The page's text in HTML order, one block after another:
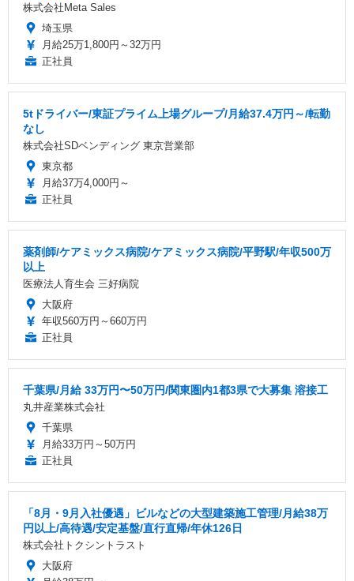
株式会社Meta Sales
埼玉県
月給25万1,800円～32万円
正社員
5tドライバー/東証プライム上場グループ/月給37.4万円～/転勤
なし
株式会社SDベンディング 東京営業部
東京都
月給37万4,000円～
正社員
薬剤師/ケアミックス病院/ケアミックス病院/平野駅/年収500万
以上
医療法人育生会 三好病院
大阪府
年収560万円～660万円
正社員
千葉県/月給 33万円〜50万円/関東圏内1都3県で大募集 溶接工
丸井産業株式会社
千葉県
月給33万円～50万円
正社員
「8月・9月入社優遇」ビルなどの大型建築施工管理/月給38万
円以上/高待遇/安定基盤/直行直帰/年休126日
株式会社トクシントラスト
大阪府